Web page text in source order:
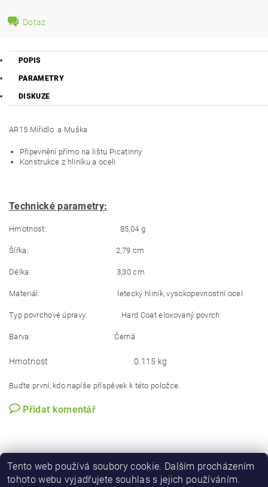
Dotaz
POPIS
PARAMETRY
DISKUZE
AR15 Mířidlo a Muška
Připevnění přímo na lištu Picatinny
Konstrukce z hliníku a oceli
Technické parametry:
Hmotnost: 85,04 g
Šířka: 2,79 cm
Délka: 3,30 cm
Materiál: letecký hliník, vysokopevnostní ocel
Typ povrchové úpravy: Hard Coat eloxovaný povrch
Barva: Černá
Hmotnost 0.115 kg
Buďte první, kdo napíše příspěvek k této položce.
Přidat komentář
Tento web používá soubory cookie. Dalším procházením
tohoto webu vyjadřujete souhlas s jejich používáním.